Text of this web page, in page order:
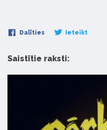
Dalīties Ieteikt
Saistītie raksti: